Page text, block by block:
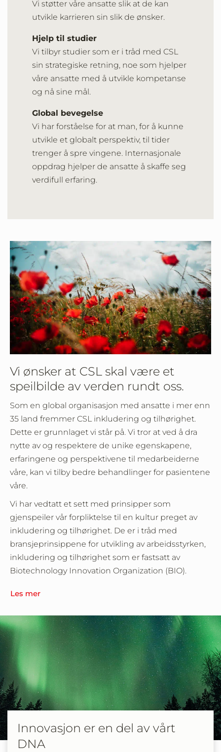
Vi støtter våre ansatte slik at de kan
utvikle karrieren sin slik de ønsker.
Hjelp til studier
Vi tilbyr studier som er i tråd med CSL
sin strategiske retning, noe som hjelper
våre ansatte med å utvikle kompetanse
og nå sine mål.
Global bevegelse
Vi har forståelse for at man, for å kunne
utvikle et globalt perspektiv, til tider
trenger å spre vingene. Internasjonale
oppdrag hjelper de ansatte å skaffe seg
verdifull erfaring.
Vi ønsker at CSL skal være et
speilbilde av verden rundt oss.
Som en global organisasjon med ansatte i mer enn
35 land fremmer CSL inkludering og tilhørighet.
Dette er grunnlaget vi står på. Vi tror at ved å dra
nytte av og respektere de unike egenskapene,
erfaringene og perspektivene til medarbeiderne
våre, kan vi tilby bedre behandlinger for pasientene
våre.
Vi har vedtatt et sett med prinsipper som
gjenspeiler vår forpliktelse til en kultur preget av
inkludering og tilhørighet. De er i tråd med
bransjeprinsippene for utvikling av arbeidsstyrken,
inkludering og tilhørighet som er fastsatt av
Biotechnology Innovation Organization (BIO).
Les mer
Innovasjon er en del av vårt
DNA